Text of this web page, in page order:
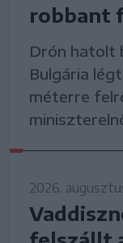
robbant
Drón hatolt
Bulgária
méterre
2026.